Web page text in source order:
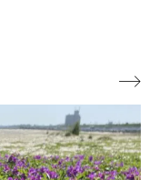
